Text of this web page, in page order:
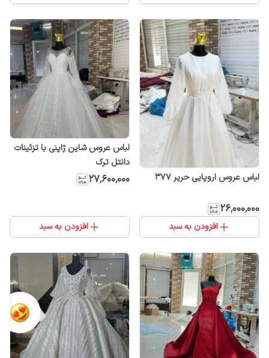
لباس عروس اروپایی حریر ۳۷۷
۲۶٬۰۰۰٬۰۰۰
افزودن به سبد
لباس عروس شاین ژاپنی با تزئینات
دانتل ترک
۲۷٬۶۰۰٬۰۰۰
افزودن به سبد